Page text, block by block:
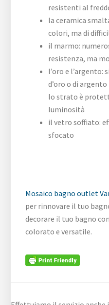
resistenti al
la ceramica
colori, ma di
il marmo:
resistenza, ma
l’oro e l’argento:
d’oro o di
lo strato è
luminosità
il vetro soffiato:
sfocato
Mosaico bagno outlet
per rinnovare il tuo
decorare il tuo bagno
colorato e versatile.